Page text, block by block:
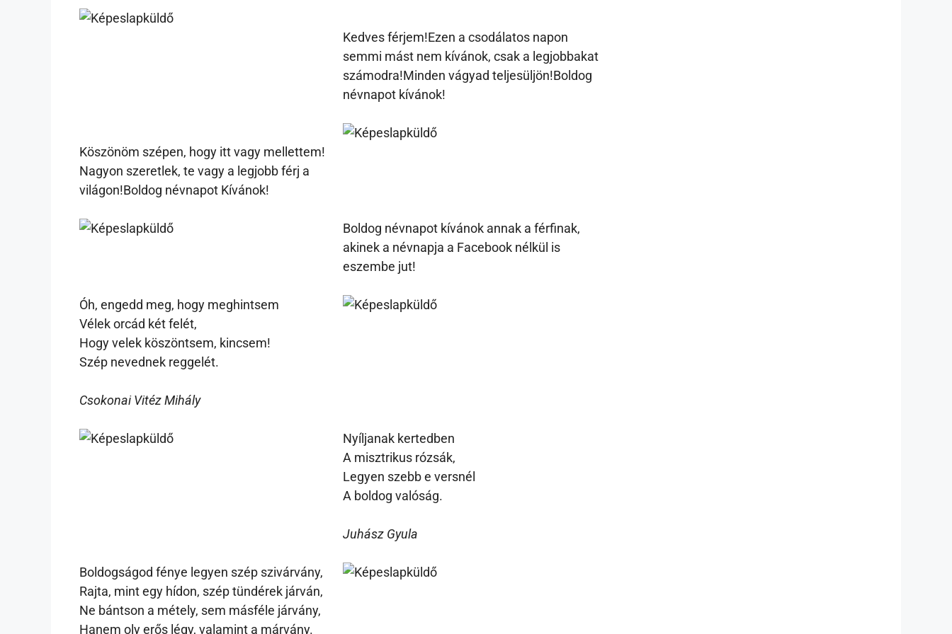
Kedves férjem!Ezen a csodálatos napon
semmi mást nem kívánok, csak a legjobbakat
számodra!Minden vágyad teljesüljön!Boldog
névnapot kívánok!
Köszönöm szépen, hogy itt vagy mellettem!
Nagyon szeretlek, te vagy a legjobb férj a
világon!Boldog névnapot Kívánok!
Boldog névnapot kívánok annak a férfinak,
akinek a névnapja a Facebook nélkül is
eszembe jut!
Óh, engedd meg, hogy meghintsem
Vélek orcád két felét,
Hogy velek köszöntsem, kincsem!
Szép nevednek reggelét.
Csokonai Vitéz Mihály
Nyíljanak kertedben
A misztrikus rózsák,
Legyen szebb e versnél
A boldog valóság.
Juhász Gyula
Boldogságod fénye legyen szép szivárvány,
Rajta, mint egy hídon, szép tündérek járván,
Ne bántson a métely, sem másféle járvány,
Hanem oly erős légy, valamint a márvány.